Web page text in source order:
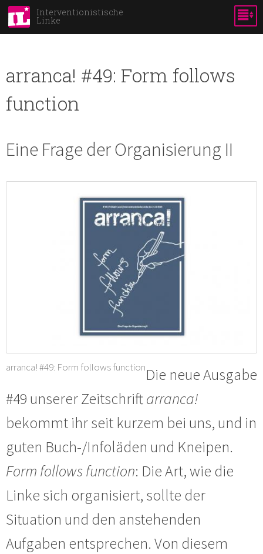
Skip to
content
Interventionistische
Linke
arranca! #49: Form follows
function
Eine Frage der Organisierung II
arranca! #49: Form follows functionDie neue Ausgabe
#49 unserer Zeitschriftarranca!
bekommt ihr seit kurzem bei uns, und in
guten Buch-/Infoläden und Kneipen.
Form follows function: Die Art, wie die
Linke sich organisiert, sollte der
Situation und den anstehenden
Aufgaben entsprechen. Von diesem